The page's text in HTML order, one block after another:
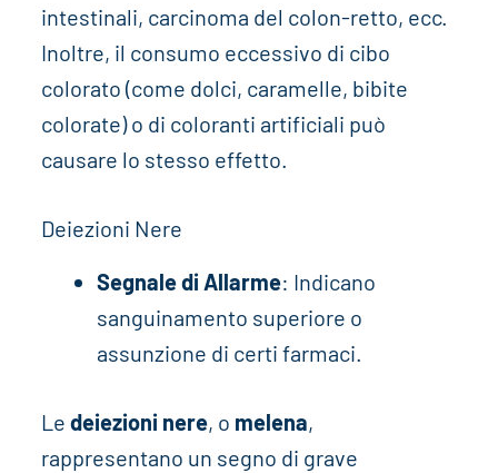
intestinali, carcinoma del colon-retto, ecc.
Inoltre, il consumo eccessivo di cibo
colorato (come dolci, caramelle, bibite
colorate) o di coloranti artificiali può
causare lo stesso effetto.
Deiezioni Nere
Segnale di Allarme: Indicano
sanguinamento superiore o
assunzione di certi farmaci.
Le deiezioni nere, o melena,
rappresentano un segno di grave